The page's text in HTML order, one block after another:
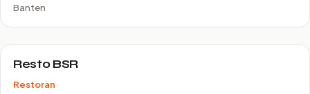
Banten
Resto BSR
Restoran